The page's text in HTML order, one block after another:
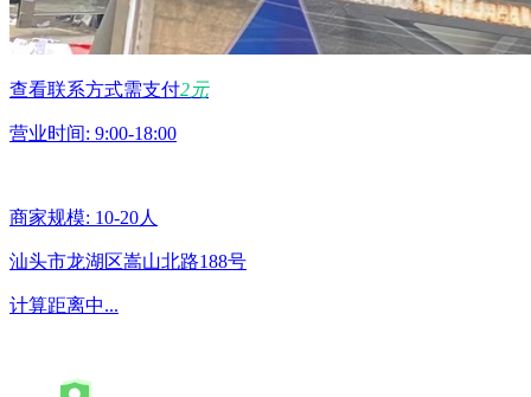
查看联系方式需支付2元
营业时间: 9:00-18:00
商家规模: 10-20人
汕头市龙湖区嵩山北路188号
计算距离中...